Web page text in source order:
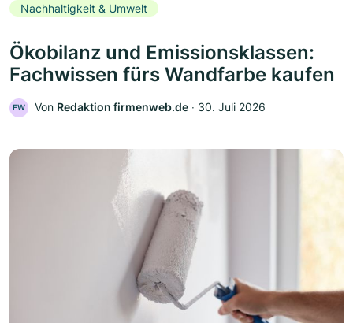
Nachhaltigkeit & Umwelt
Ökobilanz und Emissionsklassen:
Fachwissen fürs Wandfarbe kaufen
FW Von Redaktion firmenweb.de ‧ 30. Juli 2026